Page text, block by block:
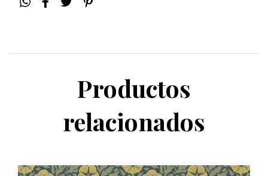
Productos
relacionados